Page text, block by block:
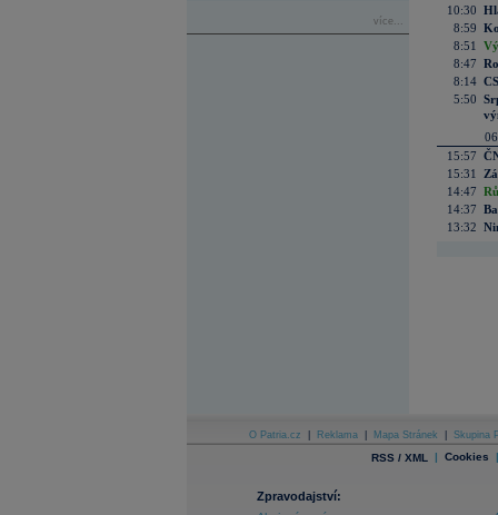
více...
10:30
8:59
8:51
8:47
8:14
5:50
15:57
15:31
14:47
14:37
13:32
O Patria.cz Reklama Mapa Stránek Skupina
RSS / XML | Cookies |
Zpravodajství: